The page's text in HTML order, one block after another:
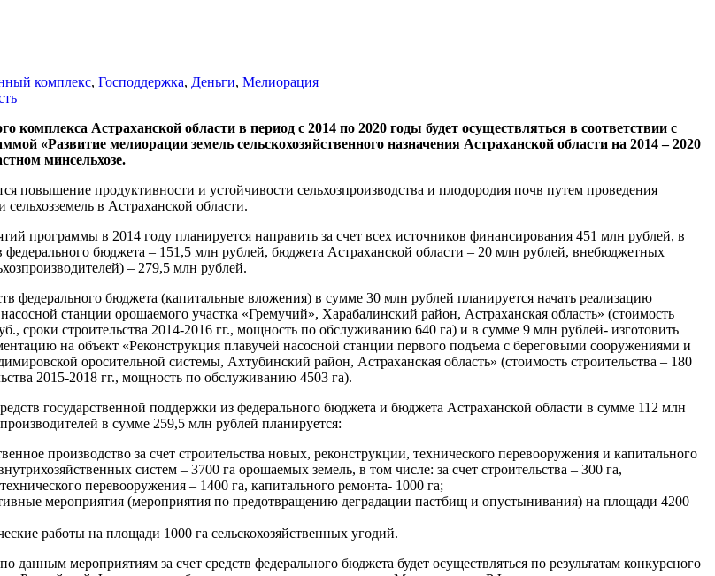
комплекс, Господдержка, Деньги, Мелиорация
комплекса Астраханской области в период с 2014 по 2020 годы будет осуществляться в соответствии с
«Развитие мелиорации земель сельскохозяйственного назначения Астраханской области на 2014 – 2020
минсельхозе.
повышение продуктивности и устойчивости сельхозпроизводства и плодородия почв путем проведения
в Астраханской области.
программы в 2014 году планируется направить за счет всех источников финансирования 451 млн рублей, в
федерального бюджета – 151,5 млн рублей, бюджета Астраханской области – 20 млн рублей, внебюджетных
– 279,5 млн рублей.
федерального бюджета (капитальные вложения) в сумме 30 млн рублей планируется начать реализацию
станции орошаемого участка «Гремучий», Харабалинский район, Астраханская область» (стоимость
сроки строительства 2014-2016 гг., мощность по обслуживанию 640 га) и в сумме 9 млн рублей- изготовить
на объект «Реконструкция плавучей насосной станции первого подъема с береговыми сооружениями и
оросительной системы, Ахтубинский район, Астраханская область» (стоимость строительства – 180
2015-2018 гг., мощность по обслуживанию 4503 га).
государственной поддержки из федерального бюджета и бюджета Астраханской области в сумме 112 млн
в сумме 259,5 млн рублей планируется:
производство за счет строительства новых, реконструкции, технического перевооружения и капитального
систем – 3700 га орошаемых земель, в том числе: за счет строительства – 300 га,
перевооружения – 1400 га, капитального ремонта- 1000 га;
мероприятия (мероприятия по предотвращению деградации пастбищ и опустынивания) на площади 4200
работы на площади 1000 га сельскохозяйственных угодий.
данным мероприятиям за счет средств федерального бюджета будет осуществляться по результатам конкурсного